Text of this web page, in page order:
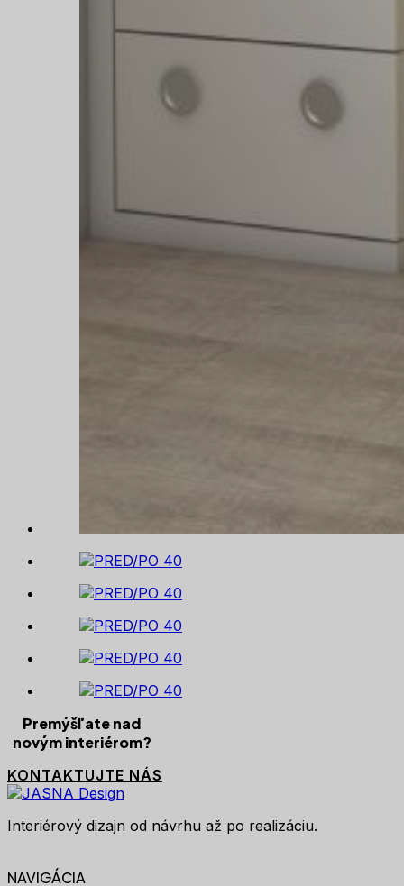
Premýšľate nad
novým interiérom?
KONTAKTUJTE NÁS
Interiérový dizajn od návrhu až po realizáciu.
NAVIGÁCIA